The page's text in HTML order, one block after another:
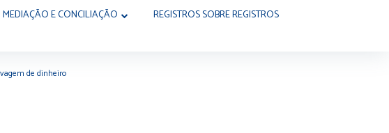
MEDIAÇÃO E CONCILIAÇÃO
REGISTROS SOBRE REGISTROS
de dinheiro